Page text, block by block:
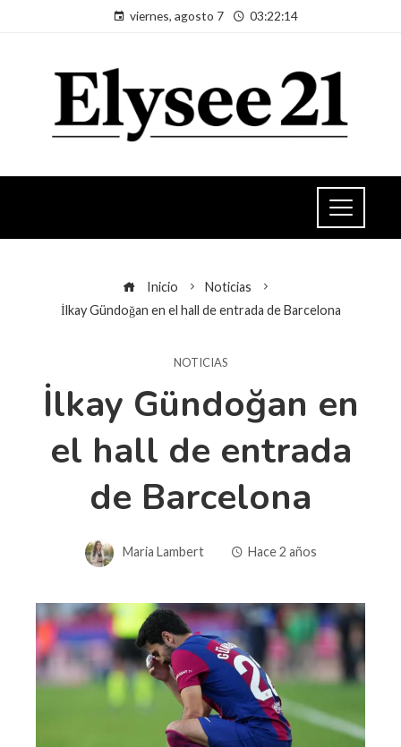
viernes, agosto 7 03:22:14
Inicio
Noticias
İlkay Gündoğan en el hall de entrada de Barcelona
NOTICIAS
İlkay Gündoğan en
el hall de entrada
de Barcelona
Maria Lambert Hace 2 años